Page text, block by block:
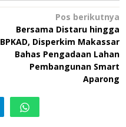
Pos berikutnya
Bersama Distaru hingga
BPKAD, Disperkim Makassar
Bahas Pengadaan Lahan
Pembangunan Smart
Aparong